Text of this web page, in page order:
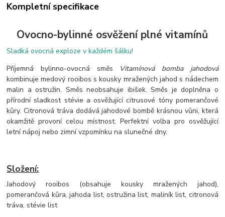
Kompletní specifikace
Ovocno-bylinné osvěžení plné vitamínů
Sladká ovocná exploze v každém šálku!
Příjemná bylinno-ovocná směs Vitamínová bomba jahodová
kombinuje medový rooibos s kousky mražených jahod s nádechem
malin a ostružin. Směs neobsahuje ibišek. Směs je doplněna o
přírodní sladkost stévie a osvěžující citrusové tóny pomerančové
kůry. Citronová tráva dodává jahodové bombě krásnou vůni, která
okamžitě provoní celou místnost. Perfektní volba pro osvěžující
letní nápoj nebo zimní vzpomínku na slunečné dny.
Složení:
Jahodový rooibos (obsahuje kousky mražených jahod),
pomerančová kůra, jahoda list, ostružina list, maliník list, citronová
tráva, stévie list